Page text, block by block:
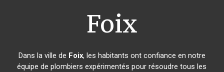
Foix
Dans la ville de Foix, les habitants ont confiance en notre
équipe de plombiers expérimentés pour résoudre tous les